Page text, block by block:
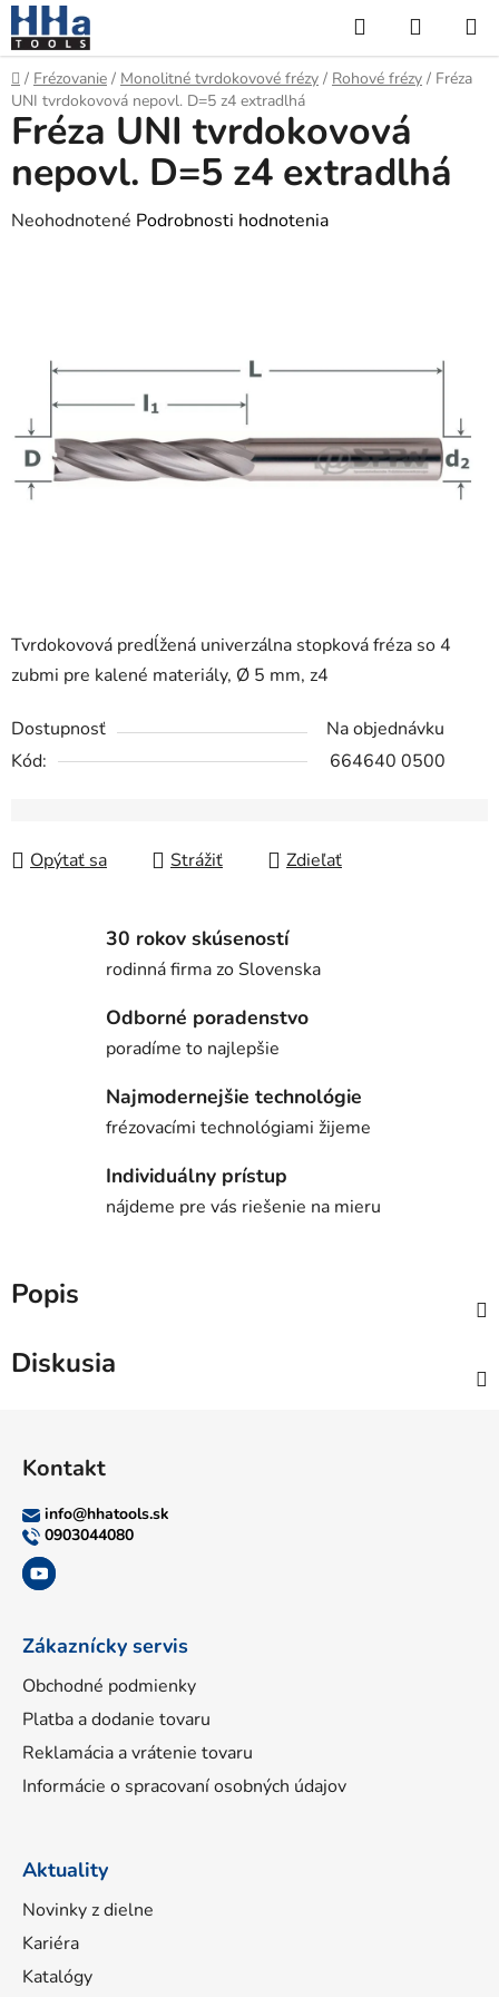
Prejsť
na
obsah
Hľadať
KOŠÍK
Domov
/ Frézovanie / Monolitné tvrdokovové frézy / Rohové frézy / Fréza
UNI tvrdokovová nepovl. D=5 z4 extradlhá
Tvrdokovová predĺžená univerzálna stopková fréza so 4
zubmi pre kalené materiály, Ø 5 mm, z4
Dostupnosť
Na objednávku
Kód:
664640 0500
Opýtať sa Strážiť Zdieľať
Fréza UNI tvrdokovová
nepovl. D=5 z4 extradlhá
Priemerné
hviezdičiek.
Neohodnotené Podrobnosti hodnotenia
30 rokov skúseností
rodinná firma zo Slovenska
Odborné poradenstvo
poradíme to najlepšie
Najmodernejšie technológie
frézovacími technológiami žijeme
Individuálny prístup
nájdeme pre vás riešenie na mieru
Popis
Diskusia
Kontakt
info@hhatools.sk
0903044080
Zákaznícky servis
Obchodné podmienky
Platba a dodanie tovaru
Reklamácia a vrátenie tovaru
Informácie o spracovaní osobných údajov
Aktuality
Novinky z dielne
Kariéra
Katalógy